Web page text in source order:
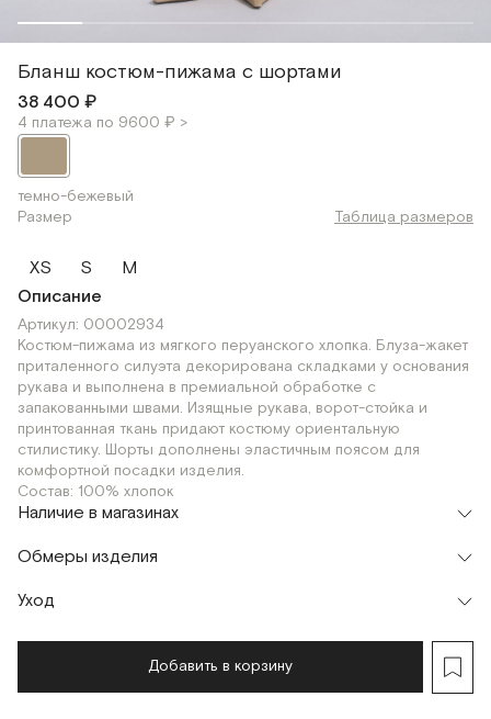
Бланш костюм-пижама с шортами
38 400 ₽
4 платежа по 9600 ₽ >
темно-бежевый
Размер
Таблица размеров
XS S
M
Описание
Артикул: 00002934
Костюм-пижама из мягкого перуанского хлопка. Блуза-жакет
приталенного силуэта декорирована складками у основания
рукава и выполнена в премиальной обработке с
запакованными швами. Изящные рукава, ворот-стойка и
принтованная ткань придают костюму ориентальную
стилистику. Шорты дополнены эластичным поясом для
комфортной посадки изделия.
Состав: 100% хлопок
Наличие в магазинах
Флагман
г. Москва, Малая Бронная 16
M
г. Москва, Малая Бронная 24/3
SM
Обмеры изделия
XS
Уход
Добавить в корзину